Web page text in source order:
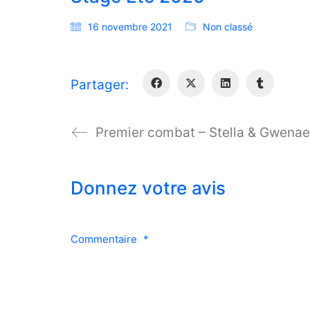
16 novembre 2021 Non classé
Partager:
Premier combat – Stella &
Donnez votre avis
Commentaire *